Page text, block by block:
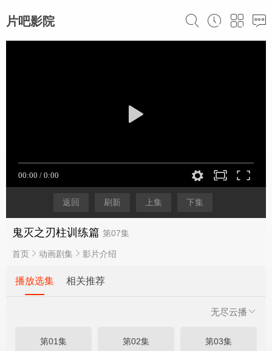
片吧影院
返回 刷新 上集 下集
鬼灭之刃柱训练篇 第07集
首页 动画剧集 影片介绍
播放选集 相关推荐
无尽云播
第01集 第02集 第03集